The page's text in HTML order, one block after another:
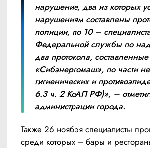
нарушение, два из которых
нарушениям составлены
полиции, по 10 –
Федеральной службы по
два протокола,
«Сибэнергомаш», по части
гигиенических и
6.3 ч. 2 КоАП РФ)», –
администрации города.
Также 26 ноября специалисты
среди которых – бары и